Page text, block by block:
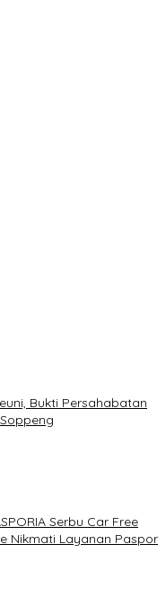
Bukti Persahabatan
Serbu Car Free
Nikmati Layanan Paspor